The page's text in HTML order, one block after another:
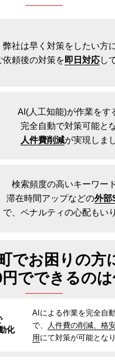
弊社は早く対策をしたい方
依頼後の対策を即日対応し
AI(人工知能)が作業をす
完全自動で対策可能と
人件費削減が実現しま
検索頻度の高いキーワー
滞在時間アップなどの外部
で、ペナルティの心配もい
でお困りの方
でできるのは
化
AIによる作業を完全自
で、
人件費の削減、格
用 にて対策が可能となり